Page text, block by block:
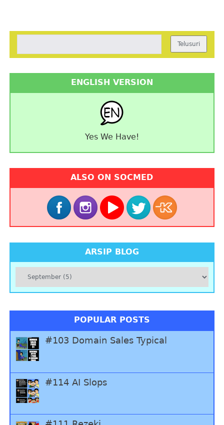
ENGLISH VERSION
Yes We Have!
ALSO ON SOCMED
ARSIP BLOG
POPULAR POSTS
#103 Domain Sales Typical
#114 AI Slops